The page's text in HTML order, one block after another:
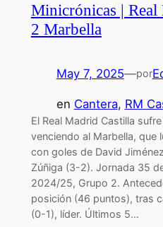
Minicrónicas |
2 Marbella
May 7, 2025—por
en Cantera, RM
El Real Madrid Castilla
venciendo al Marbella, que
con goles de David
Zúñiga (3-2). Jornada 35
2024/25, Grupo 2.
posición (46 puntos), tras
(0-1), líder. Últimos 5…